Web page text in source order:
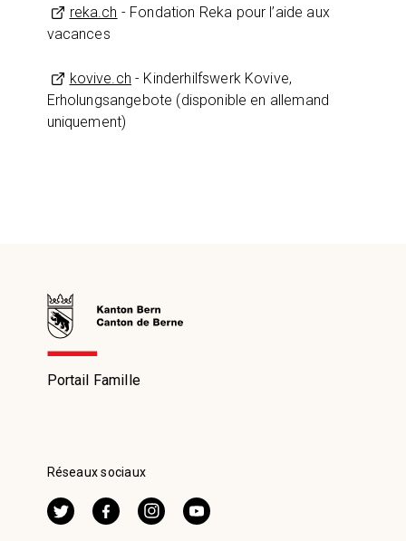
reka.ch - Fondation Reka pour l’aide aux
vacances
kovive.ch - Kinderhilfswerk Kovive,
Erholungsangebote (disponible en allemand
uniquement)
Portail Famille
Réseaux sociaux